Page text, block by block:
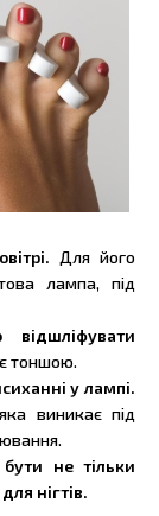
Для його
лампа, під
тоншою.
у лампі.
виникає під
не тільки
нігтів.